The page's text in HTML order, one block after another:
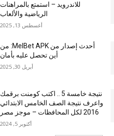
للاندرويد – استمتع بالمراهنات
الرياضية والألعاب
أغسطس 13, 2025
أحدث إصدار من MelBet APK: من
أين تحصل عليه بأمان
أبريل 30, 2025
نتيجة خامسة 5 .. اكتب كومنت برقمك
واعرف نتيجة الصف الخامس الابتدائي
2016 لكل المحافظات – موجز مصر
أكتوبر 5, 2024